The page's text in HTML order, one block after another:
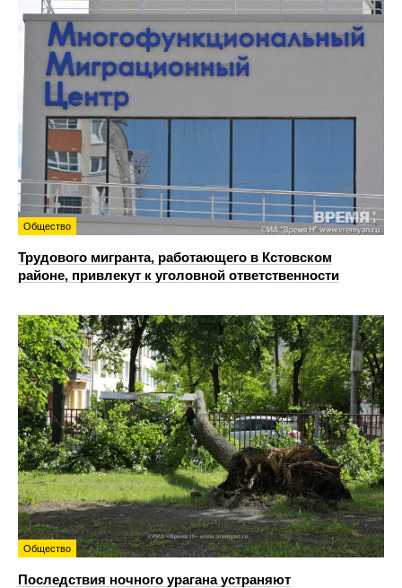
Общество
Трудового мигранта, работающего в Кстовском
районе, привлекут к уголовной ответственности
Общество
Последствия ночного урагана устраняют